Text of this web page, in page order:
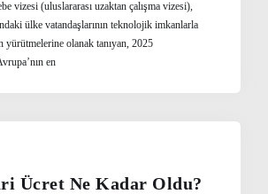
vizesi (uluslararası uzaktan çalışma vizesi),
ülke vatandaşlarının teknolojik imkanlarla
yürütmelerine olanak tanıyan, 2025
en
Ücret Ne Kadar Oldu?